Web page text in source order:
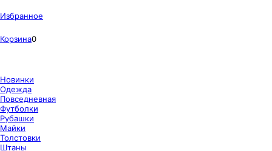
Избранное
Корзина0
Новинки
Одежда
Повседневная
Футболки
Рубашки
Майки
Толстовки
Штаны